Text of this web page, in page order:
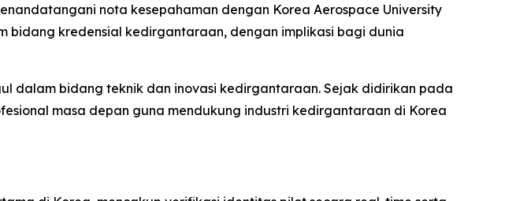
nota kesepahaman dengan Korea Aerospace University
bidang kredensial kedirgantaraan, dengan implikasi bagi dunia
dalam bidang teknik dan inovasi kedirgantaraan. Sejak didirikan pada
masa depan guna mendukung industri kedirgantaraan di Korea